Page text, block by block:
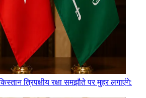
त्रिपक्षीय रक्षा समझौते पर मुहर लगाएंगे: